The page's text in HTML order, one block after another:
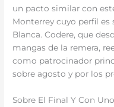
un pacto similar con
Monterrey cuyo perfil es
Blanca. Codere, que
mangas de la remera,
como patrocinador
sobre agosto y por los
Sobre El Final Y Con